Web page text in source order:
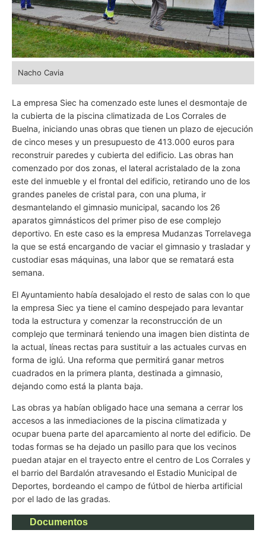
Nacho Cavia
La empresa Siec ha comenzado este lunes el desmontaje de
la cubierta de la piscina climatizada de Los Corrales de
Buelna, iniciando unas obras que tienen un plazo de ejecución
de cinco meses y un presupuesto de 413.000 euros para
reconstruir paredes y cubierta del edificio. Las obras han
comenzado por dos zonas, el lateral acristalado de la zona
este del inmueble y el frontal del edificio, retirando uno de los
grandes paneles de cristal para, con una pluma, ir
desmantelando el gimnasio municipal, sacando los 26
aparatos gimnásticos del primer piso de ese complejo
deportivo. En este caso es la empresa Mudanzas Torrelavega
la que se está encargando de vaciar el gimnasio y trasladar y
custodiar esas máquinas, una labor que se rematará esta
semana.
El Ayuntamiento había desalojado el resto de salas con lo que
la empresa Siec ya tiene el camino despejado para levantar
toda la estructura y comenzar la reconstrucción de un
complejo que terminará teniendo una imagen bien distinta de
la actual, líneas rectas para sustituir a las actuales curvas en
forma de iglú. Una reforma que permitirá ganar metros
cuadrados en la primera planta, destinada a gimnasio,
dejando como está la planta baja.
Las obras ya habían obligado hace una semana a cerrar los
accesos a las inmediaciones de la piscina climatizada y
ocupar buena parte del aparcamiento al norte del edificio. De
todas formas se ha dejado un pasillo para que los vecinos
puedan atajar en el trayecto entre el centro de Los Corrales y
el barrio del Bardalón atravesando el Estadio Municipal de
Deportes, bordeando el campo de fútbol de hierba artificial
por el lado de las gradas.
Documentos